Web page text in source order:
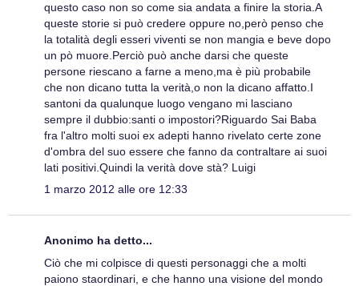
questo caso non so come sia andata a finire la storia.A
queste storie si può credere oppure no,però penso che
la totalità degli esseri viventi se non mangia e beve dopo
un pò muore.Perciò può anche darsi che queste
persone riescano a farne a meno,ma è più probabile
che non dicano tutta la verità,o non la dicano affatto.I
santoni da qualunque luogo vengano mi lasciano
sempre il dubbio:santi o impostori?Riguardo Sai Baba
fra l'altro molti suoi ex adepti hanno rivelato certe zone
d'ombra del suo essere che fanno da contraltare ai suoi
lati positivi.Quindi la verità dove stà? Luigi
1 marzo 2012 alle ore 12:33
Anonimo ha detto...
Ciò che mi colpisce di questi personaggi che a molti
paiono staordinari, e che hanno una visione del mondo